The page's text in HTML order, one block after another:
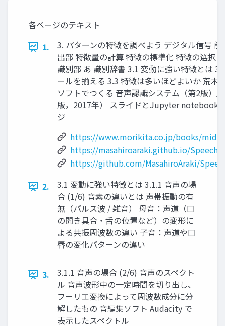
各ページのテキスト
1.
3. パターンの特徴を調べよう デジタル信号
出部 特徴量の計算 特徴の標準化 特徴の選択
識別部 あ 識別辞書 3.1 変動に強い特徴とは
ールを揃える 3.3 特徴は多いほどよいか 荒木
ソフトでつくる 音声認識システム（第2版）
版，2017年） スライドとJupyter notebook
ジ
https://www.morikita.co.jp/books/mid/
https://masahiroaraki.github.io/
https://github.com/MasahiroAraki/
2.
3.1 変動に強い特徴とは 3.1.1 音声の場
合 (1/6) 音素の違いとは 声帯振動の有
無（パルス波 / 雑音） 母音：声道（口
の開き具合・舌の位置など）の変形に
よる共振周波数の違い 子音：声道や口
唇の変化パターンの違い
3.
3.1.1 音声の場合 (2/6) 音声のスペクト
ル 音声波形中の一定時間を切り出し、
フーリエ変換によって周波数成分に分
解したもの 音編集ソフト Audacity で
表示したスペクトル